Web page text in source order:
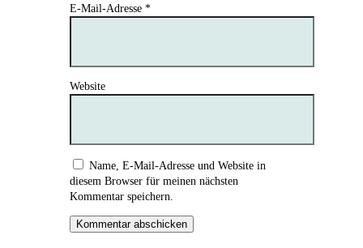
E-Mail-Adresse *
Website
Name, E-Mail-Adresse und Website in
diesem Browser für meinen nächsten
Kommentar speichern.
Kommentar abschicken